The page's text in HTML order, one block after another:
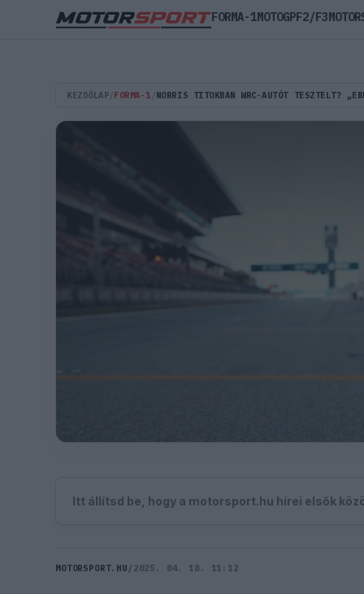
KEZDŐLAP FORMA-1 NORRIS TITOKBAN WRC-AUTÓT TESZTELT?
Itt állítsd be, hogy a motorsport.hu hírei elsők
MOTORSPORT.HU / 2025. 04. 18. 11:12
FORMA-1MOTOGPF2/F3